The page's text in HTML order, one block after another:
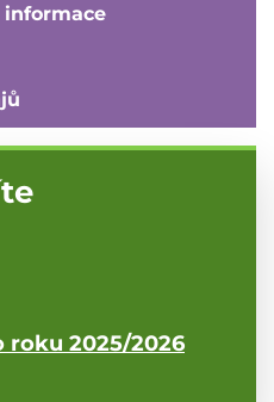
informace
roku 2025/2026